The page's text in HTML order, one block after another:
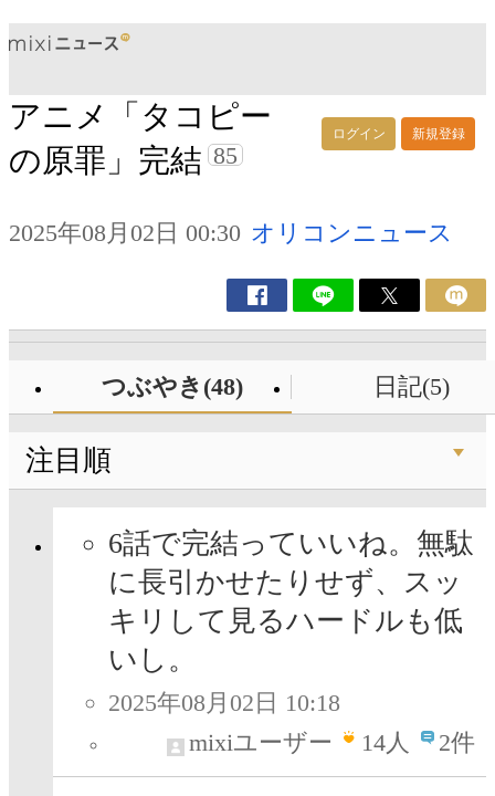
ログイン 新規登録
アニメ「タコピー
の原罪」完結 85
2025年08月02日 00:30 オリコンニュース
つぶやき(48) 日記(5)
注目順
6話で完結っていいね。無駄
に長引かせたりせず、スッ
キリして見るハードルも低
いし。
2025年08月02日 10:18
mixiユーザー
14人 2件